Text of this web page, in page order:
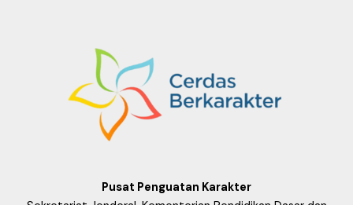
Pusat Penguatan Karakter